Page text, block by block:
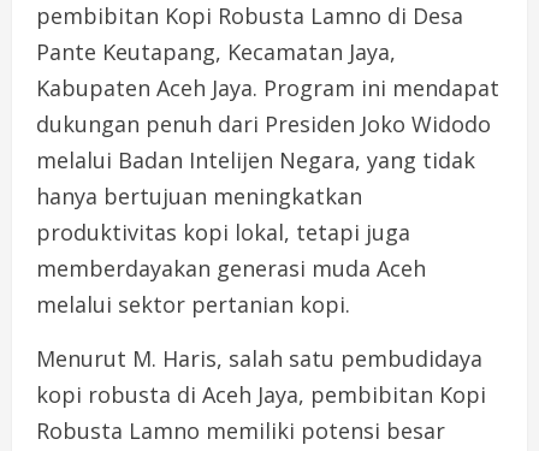
pembibitan Kopi Robusta Lamno di Desa
Pante Keutapang, Kecamatan Jaya,
Kabupaten Aceh Jaya. Program ini mendapat
dukungan penuh dari Presiden Joko Widodo
melalui Badan Intelijen Negara, yang tidak
hanya bertujuan meningkatkan
produktivitas kopi lokal, tetapi juga
memberdayakan generasi muda Aceh
melalui sektor pertanian kopi.
Menurut M. Haris, salah satu pembudidaya
kopi robusta di Aceh Jaya, pembibitan Kopi
Robusta Lamno memiliki potensi besar